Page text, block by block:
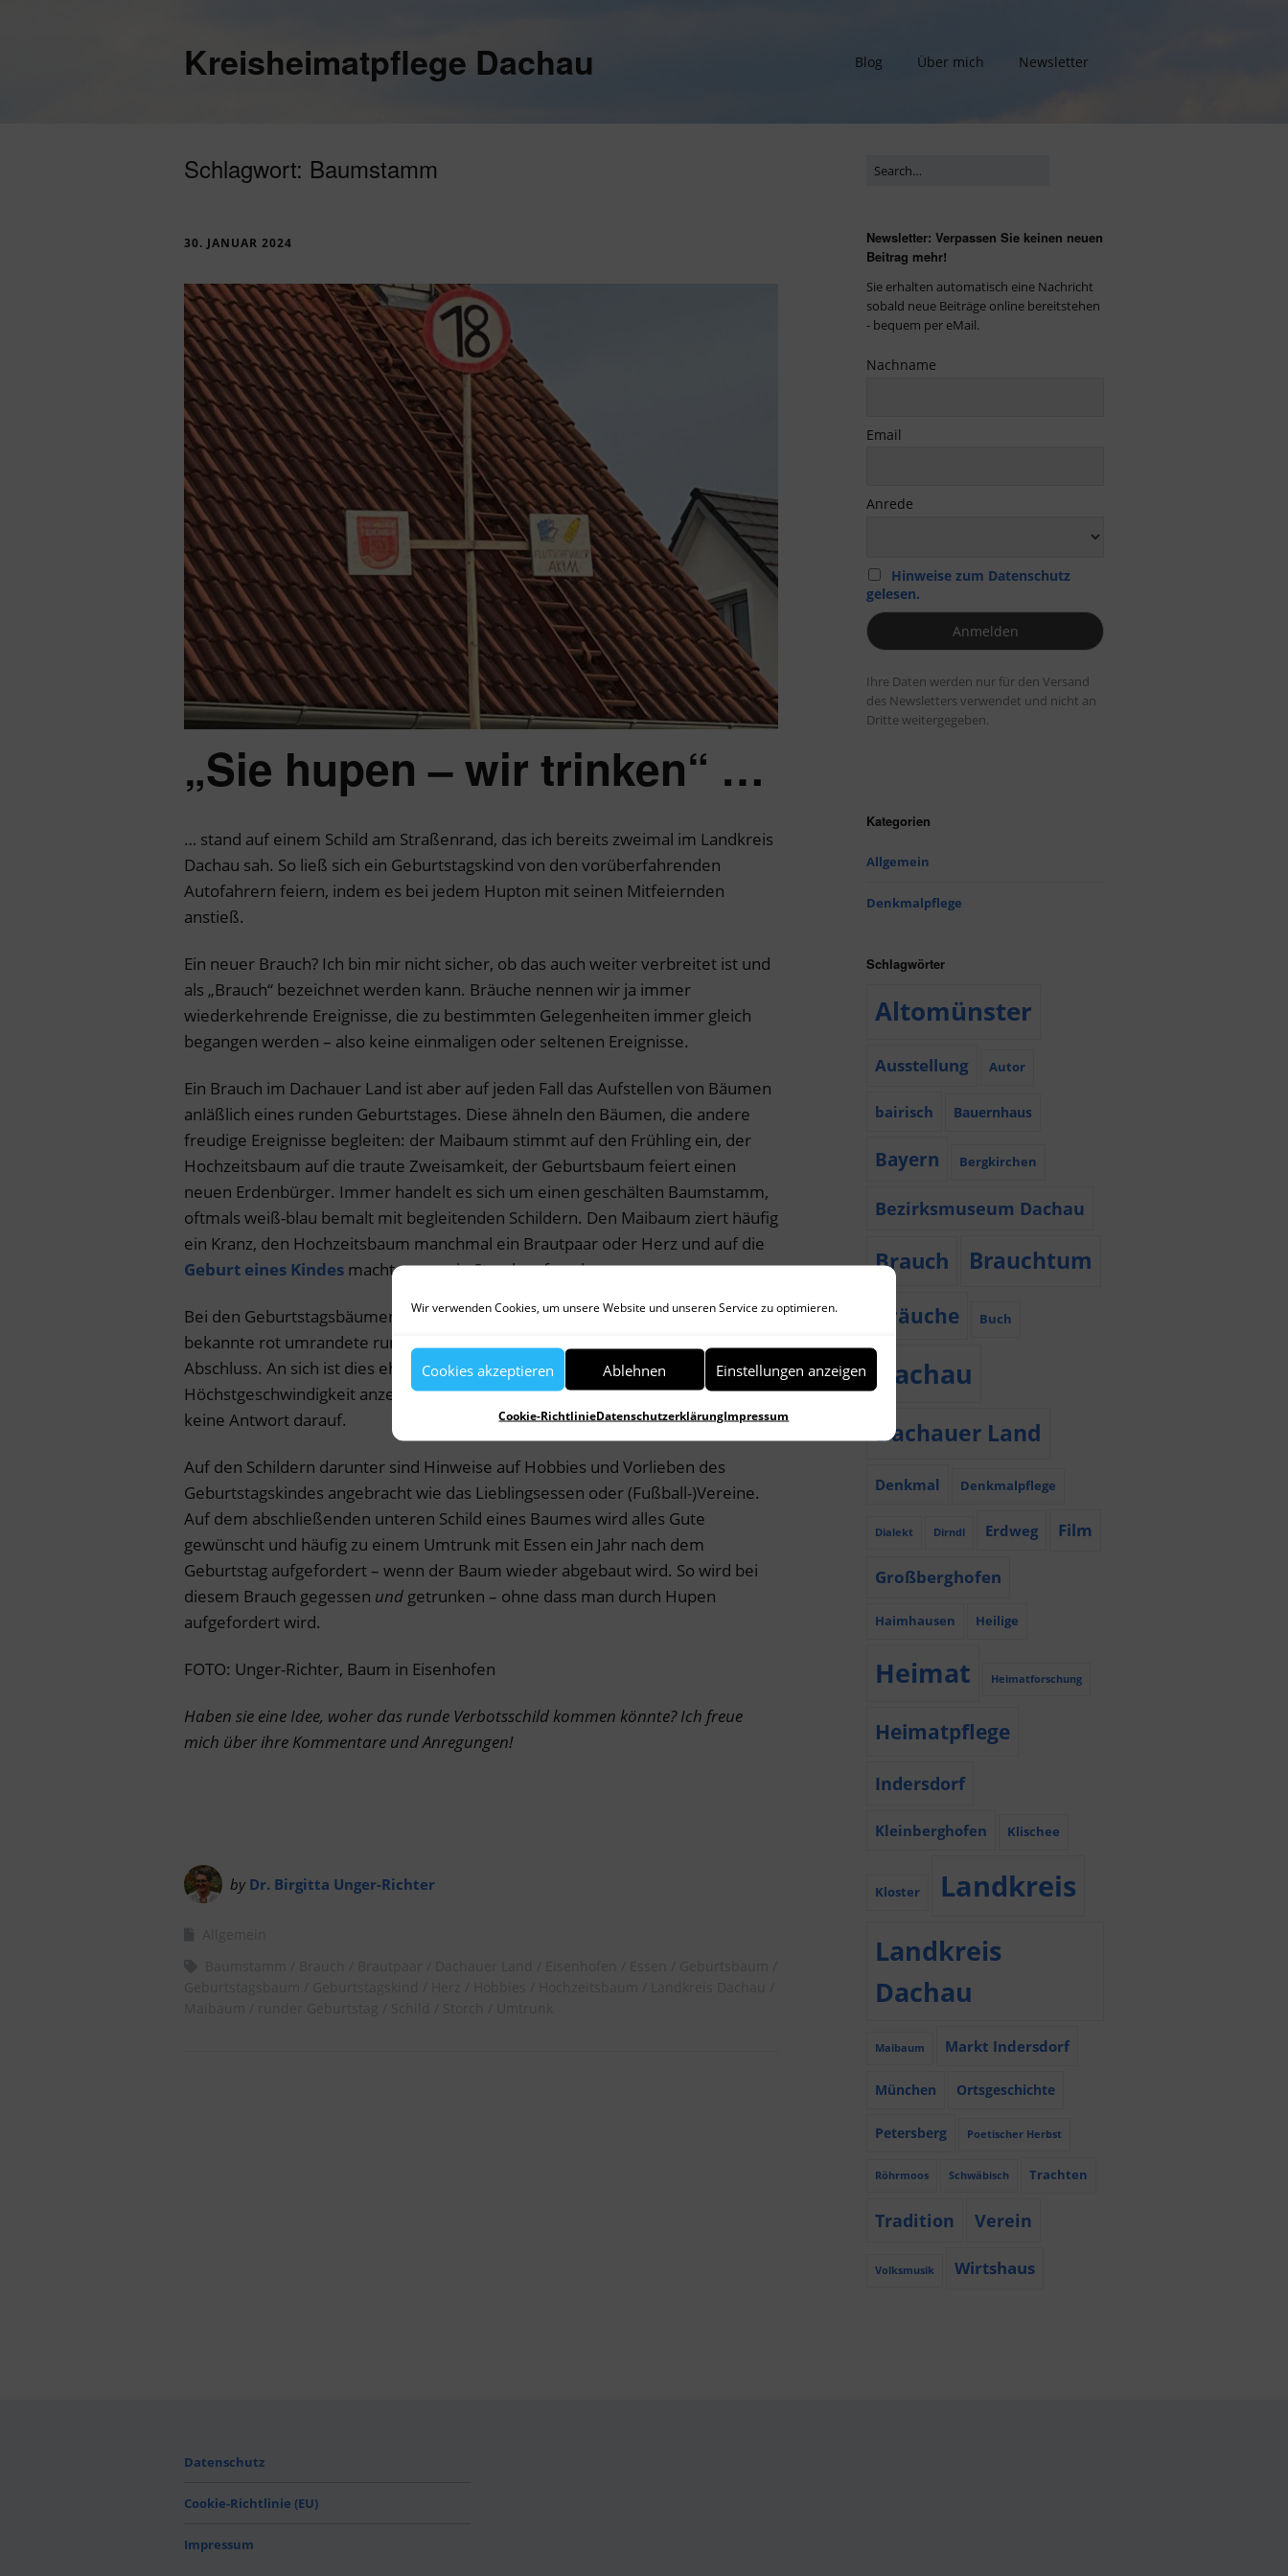
Wir verwenden Cookies, um unsere Website und unseren Service zu optimieren.
Cookies akzeptieren Ablehnen Einstellungen anzeigen
Cookie-RichtlinieDatenschutzerklärungImpressum
Kreisheimatpflege Dachau Blog Über mich Newsletter
Schlagwort: Baumstamm
30. JANUAR 2024
„Sie hupen – wir trinken“ …
… stand auf einem Schild am Straßenrand, das ich bereits zweimal im Landkreis
Dachau sah. So ließ sich ein Geburtstagskind von den vorüberfahrenden
Autofahrern feiern, indem es bei jedem Hupton mit seinen Mitfeiernden
anstieß.
Ein neuer Brauch? Ich bin mir nicht sicher, ob das auch weiter verbreitet ist und
als „Brauch“ bezeichnet werden kann. Bräuche nennen wir ja immer
wiederkehrende Ereignisse, die zu bestimmten Gelegenheiten immer gleich
begangen werden – also keine einmaligen oder seltenen Ereignisse.
Ein Brauch im Dachauer Land ist aber auf jeden Fall das Aufstellen von Bäumen
anläßlich eines runden Geburtstages. Diese ähneln den Bäumen, die andere
freudige Ereignisse begleiten: der Maibaum stimmt auf den Frühling ein, der
Hochzeitsbaum auf die traute Zweisamkeit, der Geburtsbaum feiert einen
neuen Erdenbürger. Immer handelt es sich um einen geschälten Baumstamm,
oftmals weiß-blau bemalt mit begleitenden Schildern. Den Maibaum ziert häufig
ein Kranz, den Hochzeitsbaum manchmal ein Brautpaar oder Herz und auf die
Geburt eines Kindes macht gerne ein Storch aufmerksam.
Bei den Geburtstagsbäumen hingegen, bildet das aus dem Straßenverkehr
bekannte rot umrandete runde Schild mit der Geburtstagszahl den oberen
Abschluss. An sich ist dies eher ein Verbotsschild, das mit einer Zahl die
Höchstgeschwindigkeit anzeigt. Woher wohl dazu die Idee kam? Ich habe bisher
keine Antwort darauf.
Auf den Schildern darunter sind Hinweise auf Hobbies und Vorlieben des
Geburtstagskindes angebracht wie das Lieblingsessen oder (Fußball-)Vereine.
Auf dem abschließenden unteren Schild eines Baumes wird alles Gute
gewünscht und häufig zu einem Umtrunk mit Essen ein Jahr nach dem
Geburtstag aufgefordert – wenn der Baum wieder abgebaut wird. So wird bei
diesem Brauch gegessen und getrunken – ohne dass man durch Hupen
aufgefordert wird.
FOTO: Unger-Richter, Baum in Eisenhofen
Haben sie eine Idee, woher das runde Verbotsschild kommen könnte? Ich freue
mich über ihre Kommentare und Anregungen!
by Dr. Birgitta Unger-Richter
Newsletter: Verpassen Sie keinen neuen
Beitrag mehr!
Sie erhalten automatisch eine Nachricht
sobald neue Beiträge online bereitstehen
- bequem per eMail.
Nachname
Email
Anrede
Hinweise zum Datenschutz
gelesen.
Ihre Daten werden nur für den Versand
des Newsletters verwendet und nicht an
Dritte weitergegeben.
Kategorien
Allgemein
Denkmalpflege
Schlagwörter
Altomünster
Ausstellung Autor
bairisch Bauernhaus
Bayern Bergkirchen
Bezirksmuseum Dachau
Brauch Brauchtum
Bräuche Buch
Dachau
Dachauer Land
Denkmal Denkmalpflege
Dialekt Dirndl Erdweg Film
Großberghofen
Haimhausen Heilige
Heimat Heimatforschung
Heimatpflege
Indersdorf
Kleinberghofen Klischee
Kloster Landkreis
Landkreis
Dachau
Maibaum Markt Indersdorf
München Ortsgeschichte
Petersberg Poetischer Herbst
Röhrmoos Schwäbisch Trachten
Tradition Verein
Volksmusik Wirtshaus
Datenschutz
Cookie-Richtlinie (EU)
Impressum